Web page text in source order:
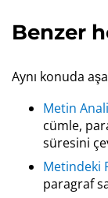
Benzer
Aynı konuda
Metin
cümle,
süresini
Metindeki
paragraf